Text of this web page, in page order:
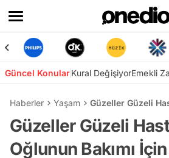
Güncel KonularKural DeğişiyorEmekli
Haberler Yaşam Güzeller Güzeli
Güzeller Güzeli
Oğlunun Bakımı